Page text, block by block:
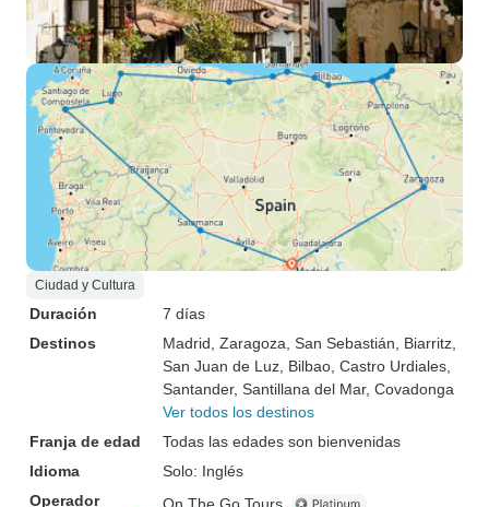
Ciudad y Cultura
Duración
7 días
Destinos
Madrid , Zaragoza , San Sebastián , Biarritz
San Juan de Luz , Bilbao , Castro Urdiales
Santander, Santillana del Mar, Covadonga
Ver todos los destinos
Franja de edad
Todas las edades son bienvenidas
Idioma
Solo: Inglés
Operador